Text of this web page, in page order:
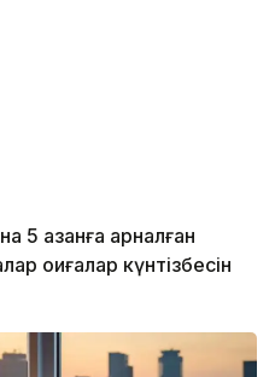
5 қазанға арналған
оқиғалар күнтізбесін